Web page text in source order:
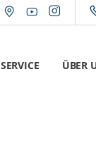
SERVICE ÜBER